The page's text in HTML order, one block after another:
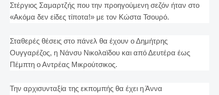
Στέργιος Σαμαρτζής που την προηγούμενη σεζόν ήταν στο
«Ακόμα δεν είδες τίποτα!» με τον Κώστα Τσουρό.
Σταθερές θέσεις στο πάνελ θα έχουν ο Δημήτρης
Ουγγαρέζος, η Νάνσυ Νικολαϊδου και από Δευτέρα έως
Πέμπτη ο Αντρέας Μικρούτσικος.
Την αρχισυνταξία της εκπομπής θα έχει η Άννα